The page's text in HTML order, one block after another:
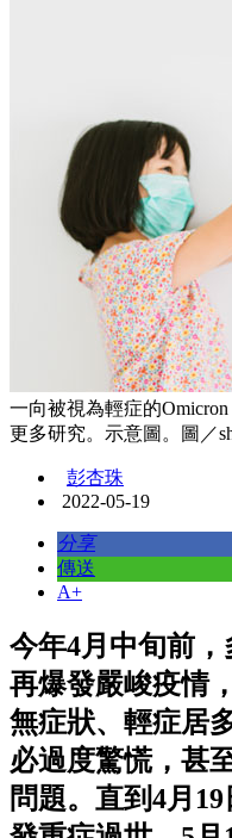
一向被視為輕症的
更多研究。示意圖。圖／
彭杏珠
2022-05-19
分享
傳送
A+
今年4月中旬前
再爆發嚴峻疫情
無症狀、輕症居
必過度驚慌，甚
問題。直到4月